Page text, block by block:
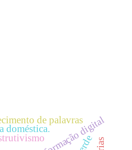
de palavras
doméstica.